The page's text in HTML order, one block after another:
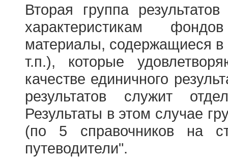
Вторая группа
характеристикам
материалы, содержащиеся в
т.п.), которые
качестве единичного
результатов служит
Результаты в этом случае
(по 5 справочников на
путеводители".